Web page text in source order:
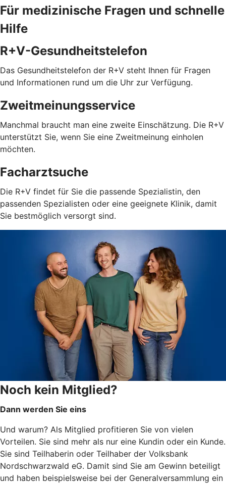
Für medizinische Fragen und schnelle
Hilfe
R+V-Gesundheitstelefon
Das Gesundheitstelefon der R+V steht Ihnen für Fragen
und Informationen rund um die Uhr zur Verfügung.
Zweitmeinungsservice
Manchmal braucht man eine zweite Einschätzung. Die R+V
unterstützt Sie, wenn Sie eine Zweitmeinung einholen
möchten.
Facharztsuche
Die R+V findet für Sie die passende Spezialistin, den
passenden Spezialisten oder eine geeignete Klinik, damit
Sie bestmöglich versorgt sind.
Noch kein Mitglied?
Dann werden Sie eins
Und warum? Als Mitglied profitieren Sie von vielen
Vorteilen. Sie sind mehr als nur eine Kundin oder ein Kunde.
Sie sind Teilhaberin oder Teilhaber der Volksbank
Nordschwarzwald eG. Damit sind Sie am Gewinn beteiligt
und haben beispielsweise bei der Generalversammlung ein